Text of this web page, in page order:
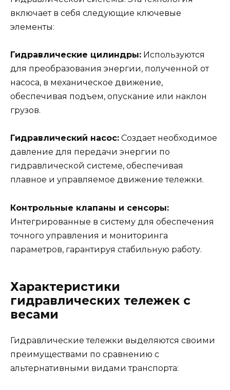
включает в себя следующие ключевые
элементы:
Гидравлические цилиндры: Используются
для преобразования энергии, полученной от
насоса, в механическое движение,
обеспечивая подъем, опускание или наклон
грузов.
Гидравлический насос: Создает необходимое
давление для передачи энергии по
гидравлической системе, обеспечивая
плавное и управляемое движение тележки.
Контрольные клапаны и сенсоры:
Интегрированные в систему для обеспечения
точного управления и мониторинга
параметров, гарантируя стабильную работу.
Характеристики
гидравлических тележек с
весами
Гидравлические тележки выделяются своими
преимуществами по сравнению с
альтернативными видами транспорта: